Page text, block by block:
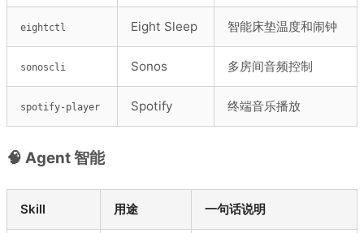
eightctl Eight Sleep 智能床垫温度和闹钟
sonoscli Sonos 多房间音频控制
spotify-player Spotify 终端音乐播放
🧠 Agent 智能
Skill 用途 一句话说明